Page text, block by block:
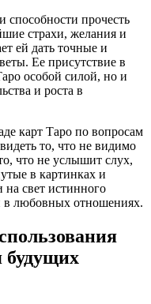
способности прочесть
страхи, желания и
ей дать точные и
Ее присутствие в
особой силой, но и
и роста в
карт Таро по вопросам
то, что не видимо
что не услышит слух,
в картинках и
свет истинного
в любовных отношениях.
будущих